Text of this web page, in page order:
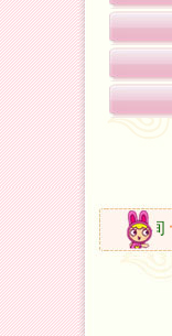
开放时间